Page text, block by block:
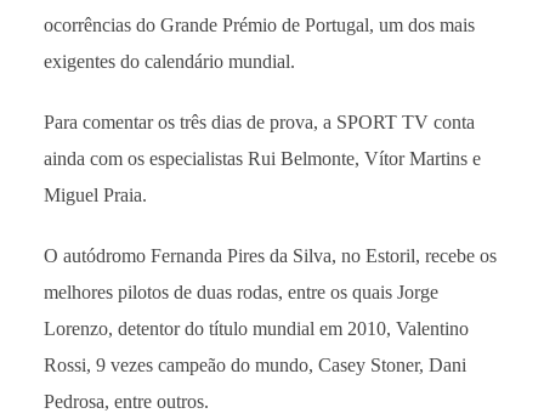
ocorrências do Grande Prémio de Portugal, um dos mais
exigentes do calendário mundial.
Para comentar os três dias de prova, a SPORT TV conta
ainda com os especialistas Rui Belmonte, Vítor Martins e
Miguel Praia.
O autódromo Fernanda Pires da Silva, no Estoril, recebe os
melhores pilotos de duas rodas, entre os quais Jorge
Lorenzo, detentor do título mundial em 2010, Valentino
Rossi, 9 vezes campeão do mundo, Casey Stoner, Dani
Pedrosa, entre outros.